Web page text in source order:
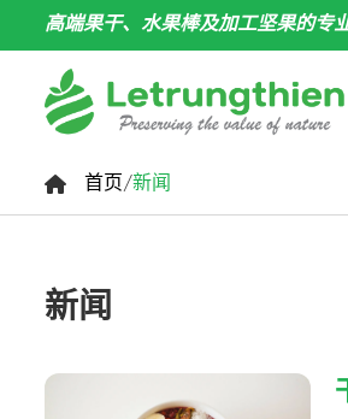
高端果干、水果棒及加工坚果的专
首页/新闻
新闻